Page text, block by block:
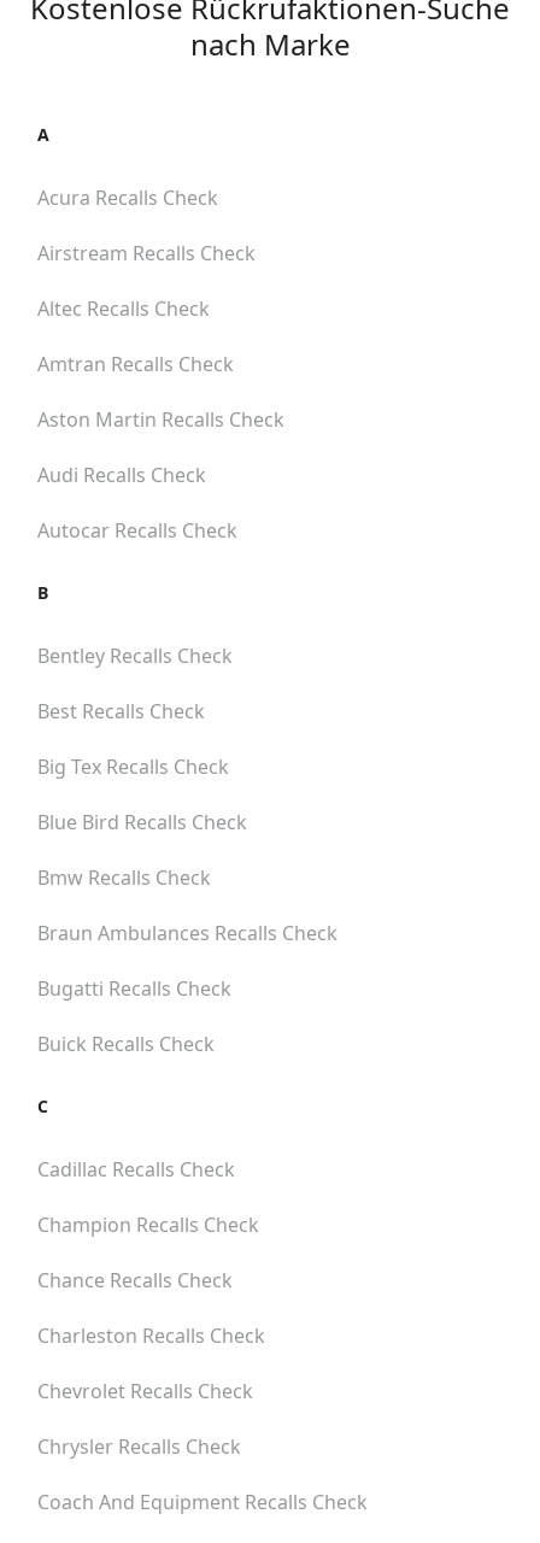
nach Marke
A
Acura Recalls Check
Airstream Recalls Check
Altec Recalls Check
Amtran Recalls Check
Aston Martin Recalls Check
Audi Recalls Check
Autocar Recalls Check
B
Bentley Recalls Check
Best Recalls Check
Big Tex Recalls Check
Blue Bird Recalls Check
Bmw Recalls Check
Braun Ambulances Recalls Check
Bugatti Recalls Check
Buick Recalls Check
C
Cadillac Recalls Check
Champion Recalls Check
Chance Recalls Check
Charleston Recalls Check
Chevrolet Recalls Check
Chrysler Recalls Check
Coach And Equipment Recalls Check